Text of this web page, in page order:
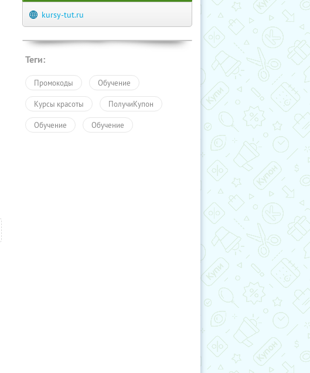
kursy-tut.ru
Теги:
Промокоды Обучение
Курсы красоты ПолучиКупон
Обучение Обучение